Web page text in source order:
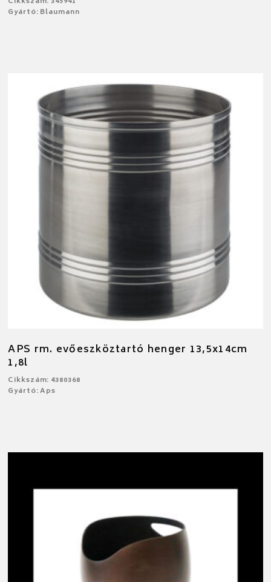
Gyártó: Blaumann
APS rm. evőeszköztartó henger 13,5x14cm
1,8l
Cikkszám: 4380368
Gyártó: Aps